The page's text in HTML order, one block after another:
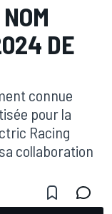
DE
connue
pour la
Racing
collaboration